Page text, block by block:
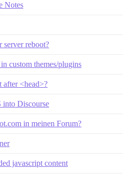
Notes
server reboot?
custom themes/plugins
after <head>?
into Discourse
in meinen Forum?
javascript content